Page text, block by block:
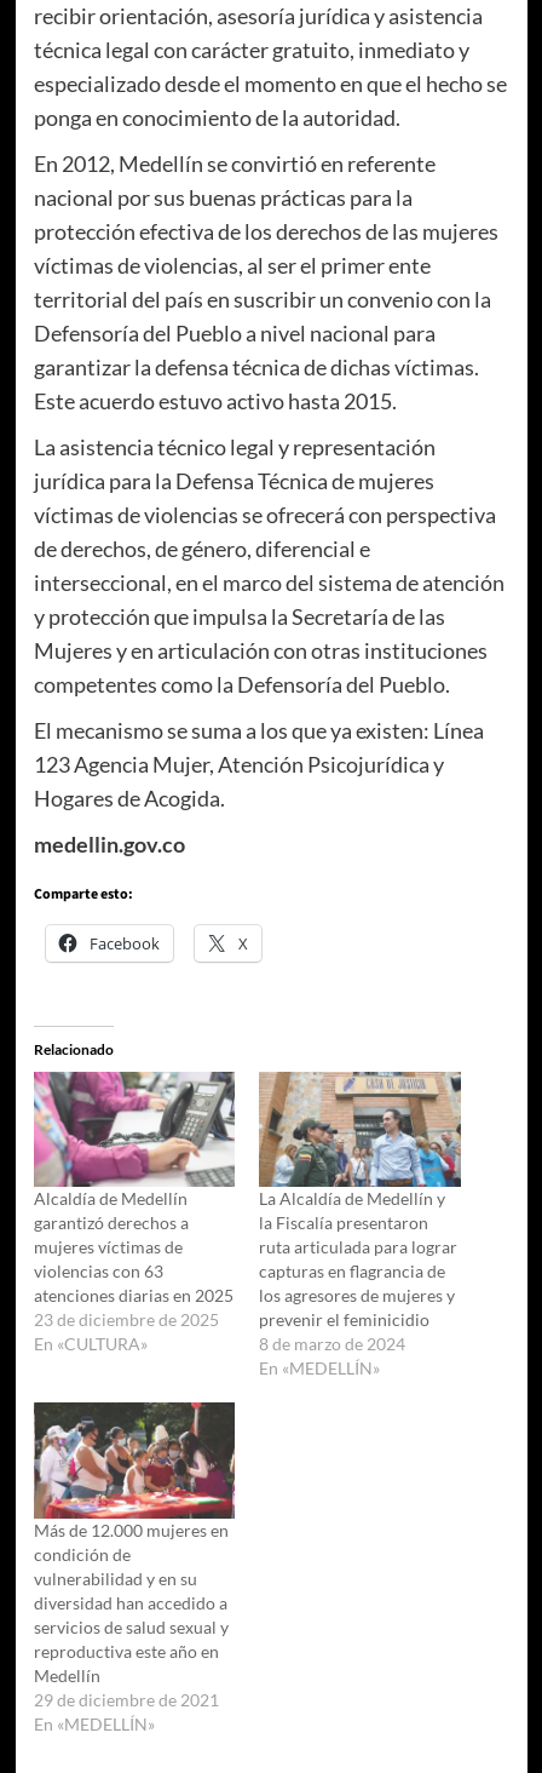
recibir orientación, asesoría jurídica y asistencia
técnica legal con carácter gratuito, inmediato y
especializado desde el momento en que el hecho se
ponga en conocimiento de la autoridad.
En 2012, Medellín se convirtió en referente
nacional por sus buenas prácticas para la
protección efectiva de los derechos de las mujeres
víctimas de violencias, al ser el primer ente
territorial del país en suscribir un convenio con la
Defensoría del Pueblo a nivel nacional para
garantizar la defensa técnica de dichas víctimas.
Este acuerdo estuvo activo hasta 2015.
La asistencia técnico legal y representación
jurídica para la Defensa Técnica de mujeres
víctimas de violencias se ofrecerá con perspectiva
de derechos, de género, diferencial e
interseccional, en el marco del sistema de atención
y protección que impulsa la Secretaría de las
Mujeres y en articulación con otras instituciones
competentes como la Defensoría del Pueblo.
El mecanismo se suma a los que ya existen: Línea
123 Agencia Mujer, Atención Psicojurídica y
Hogares de Acogida.
medellin.gov.co
Comparte esto:
Facebook X
Relacionado
Alcaldía de Medellín
garantizó derechos a
mujeres víctimas de
violencias con 63
atenciones diarias en 2025
23 de diciembre de 2025
En «CULTURA»
La Alcaldía de Medellín y
la Fiscalía presentaron
ruta articulada para lograr
capturas en flagrancia de
los agresores de mujeres y
prevenir el feminicidio
8 de marzo de 2024
En «MEDELLÍN»
Más de 12.000 mujeres en
condición de
vulnerabilidad y en su
diversidad han accedido a
servicios de salud sexual y
reproductiva este año en
Medellín
29 de diciembre de 2021
En «MEDELLÍN»